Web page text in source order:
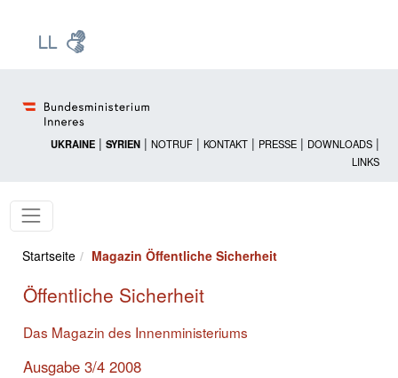
UKRAINE | SYRIEN | NOTRUF | KONTAKT | PRESSE | DOWNLOADS |
LINKS
Startseite Magazin Öffentliche Sicherheit
Öffentliche Sicherheit
Das Magazin des Innenministeriums
Ausgabe 3/4 2008